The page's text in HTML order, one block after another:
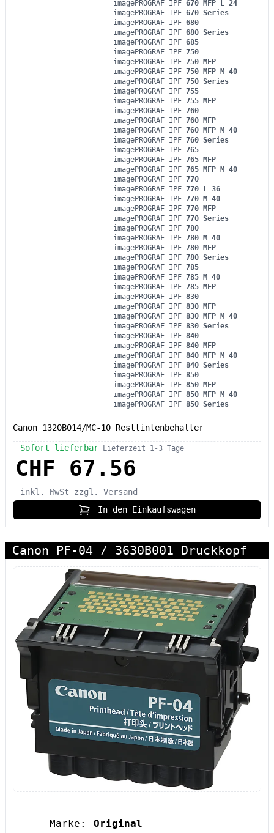
imagePROGRAF IPF 670 MFP L 24
imagePROGRAF IPF 670 Series
imagePROGRAF IPF 680
imagePROGRAF IPF 680 Series
imagePROGRAF IPF 685
imagePROGRAF IPF 750
imagePROGRAF IPF 750 MFP
imagePROGRAF IPF 750 MFP M 40
imagePROGRAF IPF 750 Series
imagePROGRAF IPF 755
imagePROGRAF IPF 755 MFP
imagePROGRAF IPF 760
imagePROGRAF IPF 760 MFP
imagePROGRAF IPF 760 MFP M 40
imagePROGRAF IPF 760 Series
imagePROGRAF IPF 765
imagePROGRAF IPF 765 MFP
imagePROGRAF IPF 765 MFP M 40
imagePROGRAF IPF 770
imagePROGRAF IPF 770 L 36
imagePROGRAF IPF 770 M 40
imagePROGRAF IPF 770 MFP
imagePROGRAF IPF 770 Series
imagePROGRAF IPF 780
imagePROGRAF IPF 780 M 40
imagePROGRAF IPF 780 MFP
imagePROGRAF IPF 780 Series
imagePROGRAF IPF 785
imagePROGRAF IPF 785 M 40
imagePROGRAF IPF 785 MFP
imagePROGRAF IPF 830
imagePROGRAF IPF 830 MFP
imagePROGRAF IPF 830 MFP M 40
imagePROGRAF IPF 830 Series
imagePROGRAF IPF 840
imagePROGRAF IPF 840 MFP
imagePROGRAF IPF 840 MFP M 40
imagePROGRAF IPF 840 Series
imagePROGRAF IPF 850
imagePROGRAF IPF 850 MFP
imagePROGRAF IPF 850 MFP M 40
imagePROGRAF IPF 850 Series
Canon 1320B014/MC-10 Resttintenbehälter
Sofort lieferbar Lieferzeit 1-3 Tage
CHF 67.56
inkl. MwSt
zzgl. Versand
In den Einkaufswagen
Canon PF-04 / 3630B001 Druckkopf
Marke:
Original